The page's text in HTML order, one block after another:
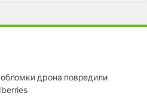
дрона повредили